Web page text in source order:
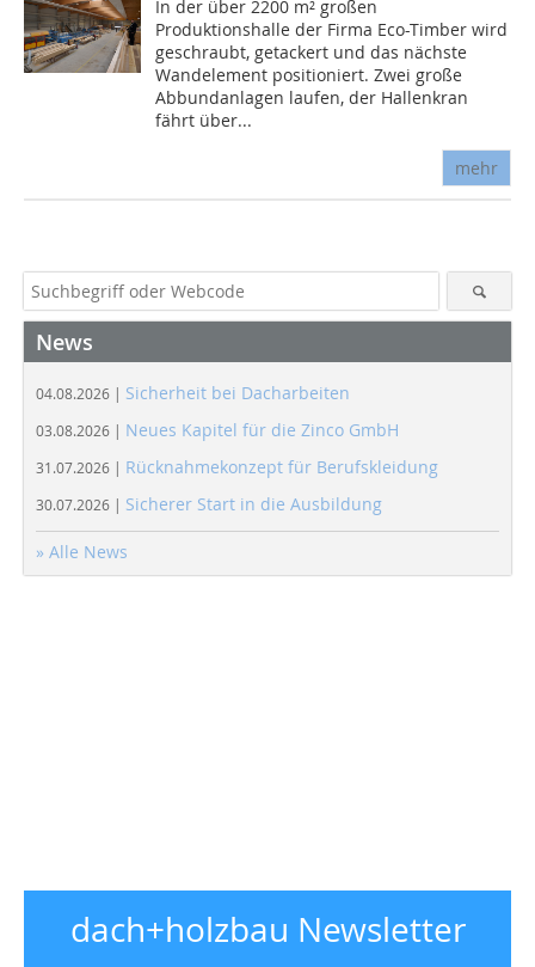
In der über 2200 m² großen
Produktionshalle der Firma Eco-Timber wird
geschraubt, getackert und das nächste
Wandelement positioniert. Zwei große
Abbundanlagen laufen, der Hallenkran
fährt über...
mehr
News
04.08.2026 | Sicherheit bei Dacharbeiten
03.08.2026 | Neues Kapitel für die Zinco GmbH
31.07.2026 | Rücknahmekonzept für Berufskleidung
30.07.2026 | Sicherer Start in die Ausbildung
» Alle News
dach+holzbau Newsletter